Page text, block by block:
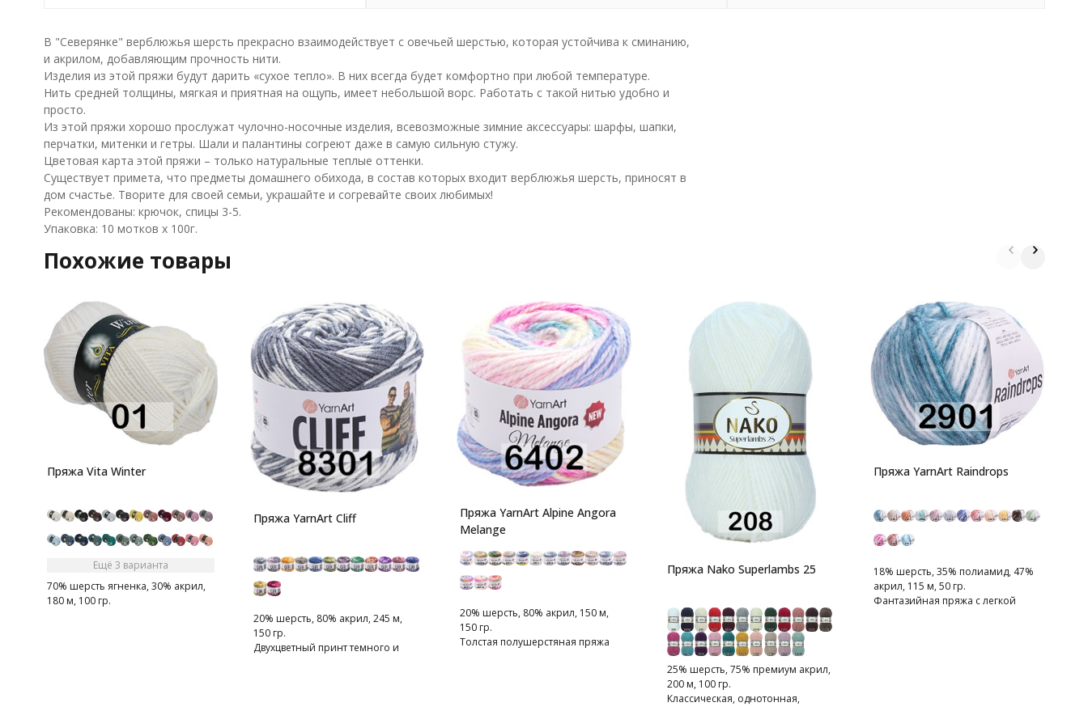
В "Северянке" верблюжья шерсть прекрасно взаимодействует с овечьей шерстью, которая устойчива к сминанию,
и акрилом, добавляющим прочность нити.
Изделия из этой пряжи будут дарить «сухое тепло». В них всегда будет комфортно при любой температуре.
Нить средней толщины, мягкая и приятная на ощупь, имеет небольшой ворс. Работать с такой нитью удобно и
просто.
Из этой пряжи хорошо прослужат чулочно-носочные изделия, всевозможные зимние аксессуары: шарфы, шапки,
перчатки, митенки и гетры. Шали и палантины согреют даже в самую сильную стужу.
Цветовая карта этой пряжи – только натуральные теплые оттенки.
Существует примета, что предметы домашнего обихода, в состав которых входит верблюжья шерсть, приносят в
дом счастье. Творите для своей семьи, украшайте и согревайте своих любимых!
Рекомендованы: крючок, спицы 3-5.
Упаковка: 10 мотков х 100г.
Похожие товары
Пряжа Vita Winter
Ещё 3 варианта
70% шерсть ягненка, 30% акрил,
180 м, 100 гр.
Пряжа YarnArt Cliff
20% шерсть, 80% акрил, 245 м,
150 гр.
Двухцветный принт темного и
Пряжа YarnArt Alpine Angora
Melange
20% шерсть, 80% акрил, 150 м,
150 гр.
Толстая полушерстяная пряжа
Пряжа Nako Superlambs 25
25% шерсть, 75% премиум акрил,
200 м, 100 гр.
Классическая, однотонная,
Пряжа YarnArt Raindrops
18% шерсть, 35% полиамид, 47%
акрил, 115 м, 50 гр.
Фантазийная пряжа с легкой